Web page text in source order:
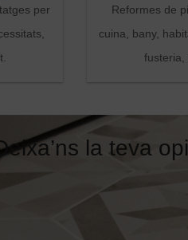
per
Reformes de
cuina, bany,
la teva